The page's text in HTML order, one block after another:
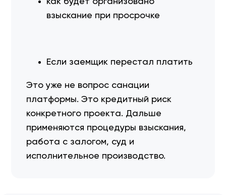
взыскание при просрочке
Если заемщик перестал платить
Это уже не вопрос санации
платформы. Это кредитный риск
конкретного проекта. Дальше
применяются процедуры взыскания,
работа с залогом, суд и
исполнительное производство.